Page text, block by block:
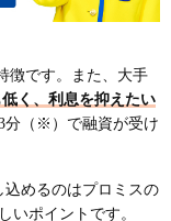
徴です。また、大手
く、利息を抑えたい
分（※）で融資が受け
込めるのはプロミスの
いポイントです。